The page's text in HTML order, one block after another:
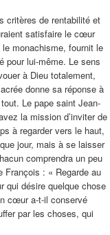
critères de rentabilité et
satisfaire le cœur
monachisme, fournit le
pour lui-même. Le sens
à Dieu totalement,
donne sa réponse à
Le pape saint Jean-
la mission d’inviter de
à regarder vers le haut,
jour, mais à se laisser
comprendra un peu
François : « Regarde au
qui désire quelque chose
cœur a-t-il conservé
par les choses, qui